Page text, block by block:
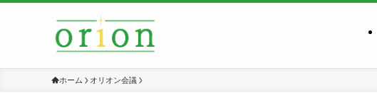
ホーム オリオン会議